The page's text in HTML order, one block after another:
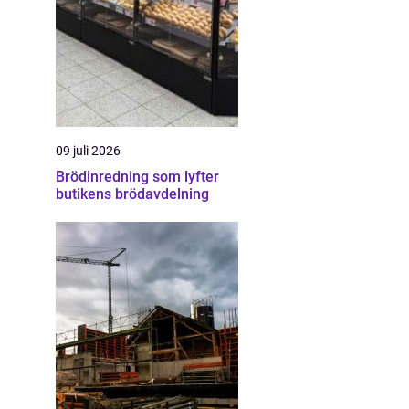
09 juli 2026
Brödinredning som lyfter
butikens brödavdelning